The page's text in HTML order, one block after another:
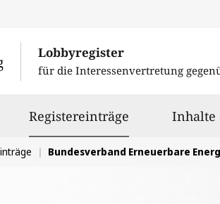
Lobbyregister
für die Interessenvertretung
Registereinträge ausgewählt
Inhalte
Bundesverband Erneuerbare Energie e.V.